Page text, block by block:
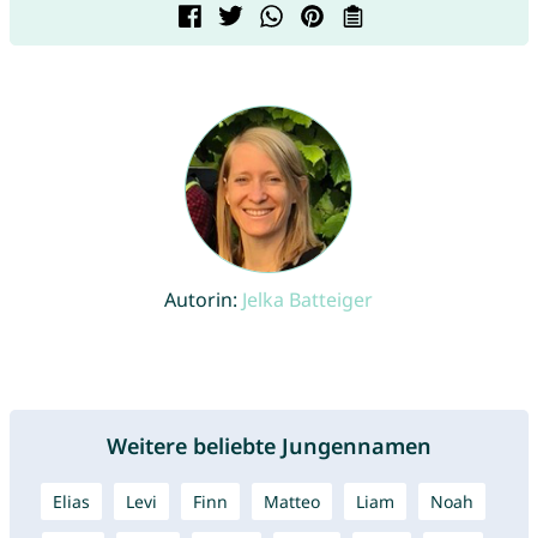
Autorin: Jelka Batteiger
Weitere beliebte Jungennamen
Elias Levi Finn Matteo Liam Noah